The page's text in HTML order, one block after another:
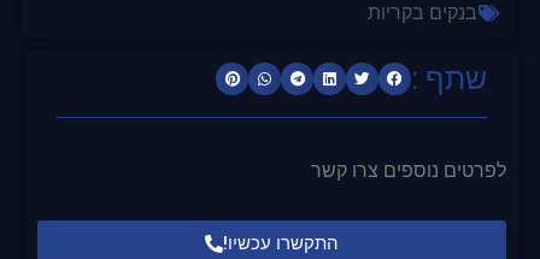
שתף :
לפרטים נוספים צרו קשר
התקשרו עכשיו!
בנקים בקריות